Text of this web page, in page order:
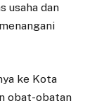
usaha dan
ke Kota
obat-obatan